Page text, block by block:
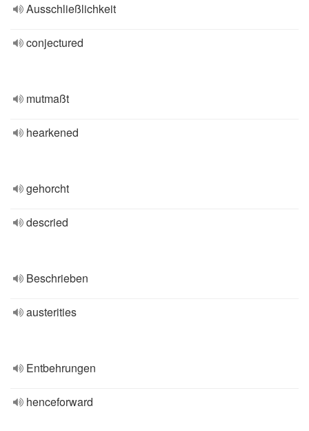
Ausschließlichkeit
conjectured
mutmaßt
hearkened
gehorcht
descried
Beschrieben
austerities
Entbehrungen
henceforward